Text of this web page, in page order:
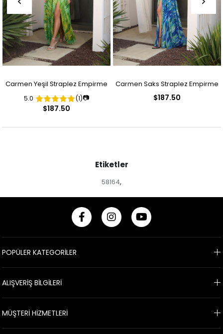
Carmen Yeşil Straplez Empirme
Desenli Abiye Elbise
5.0 (1)📷
$187.50
Carmen Saks Straplez Empirme
$187.50
Etiketler
58164,
POPÜLER KATEGORİLER
ALIŞVERİŞ BİLGİLERİ
MÜŞTERİ HİZMETLERİ